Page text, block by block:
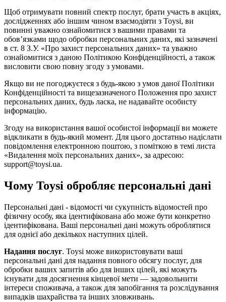
Щоб отримувати повний спектр послуг, брати участь в акціях,
дослідженнях або іншим чином взаємодіяти з Toysi, ви
повинні уважно ознайомитися з вашими правами та
обов’язками щодо обробки персональних даних, які зазначені
в ст. 8 З.У. «Про захист персональних даних» та уважно
ознайомитися з даною Політикою Конфіденційності, а також
висловити свою повну згоду з умовами.
Якщо ви не погоджуєтеся з будь-якою з умов даної Політики
Конфіденційності та вищезазначеного Положення про захист
персональних даних, будь ласка, не надавайте особисту
інформацію.
Згоду на використання вашої особистої інформації ви можете
відкликати в будь-який момент. Для цього достатньо надіслати
повідомлення електронною поштою, з поміткою в темі листа
«Видалення моїх персональних даних», за адресою:
support@toysi.ua.
Чому Toysi обробляє персональні дані
Персональні дані - відомості чи сукупність відомостей про
фізичну особу, яка ідентифікована або може бути конкретно
ідентифікована. Ваші персональні дані можуть оброблятися
для однієї або декількох наступних цілей.
Надання послуг. Toysi може використовувати ваші
персональні дані для надання повного обсягу послуг, для
обробки ваших запитів або для інших цілей, які можуть
існувати для досягнення кінцевої мети — задовольнити
інтереси споживача, а також для запобігання та розслідування
випадків шахрайства та інших зловживань.